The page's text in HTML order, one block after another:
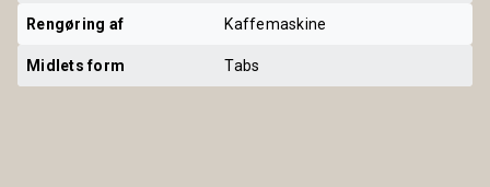
Rengøring af Kaffemaskine
Midlets form Tabs